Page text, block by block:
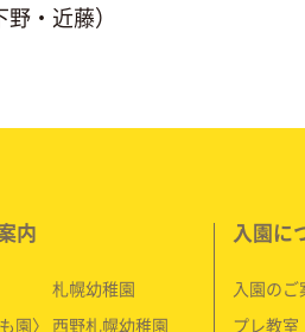
・近藤）
内
札幌幼稚園
園〉 西野札幌幼稚園
入園に
入園のご
プレ教室